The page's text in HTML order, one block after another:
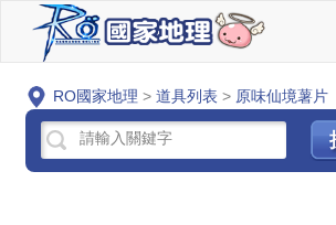
RO國家地理 > 道具列表 > 原味仙境薯片